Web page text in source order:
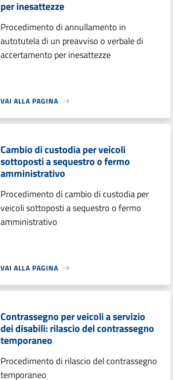
per inesattezze
Procedimento di annullamento in
autotutela di un preavviso o verbale di
accertamento per inesattezze
VAI ALLA PAGINA
Cambio di custodia per veicoli
sottoposti a sequestro o fermo
amministrativo
Procedimento di cambio di custodia per
veicoli sottoposti a sequestro o fermo
amministrativo
VAI ALLA PAGINA
Contrassegno per veicoli a servizio
dei disabili: rilascio del contrassegno
temporaneo
Procedimento di rilascio del contrassegno
temporaneo